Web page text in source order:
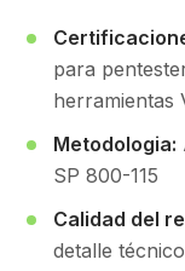
para
herramientas
Metodologia:
SP 800-115
Calidad del
detalle